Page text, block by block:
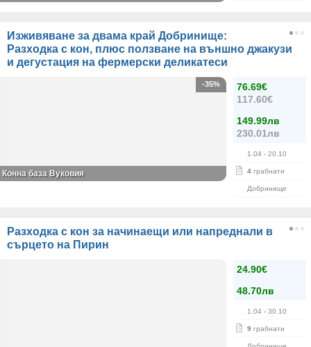
Изживяване за двама край Добринище:
Разходка с кон, плюс ползване на външно джакузи
и дегустация на фермерски деликатеси
76.69€
117.60€
149.99лв
230.01лв
1.04 - 20.10
4 грабнати
Добринище
-35%
Конна база Вуковия
Разходка с кон за начинаещи или напреднали в
сърцето на Пирин
24.90€
48.70лв
1.04 - 30.10
9 грабнати